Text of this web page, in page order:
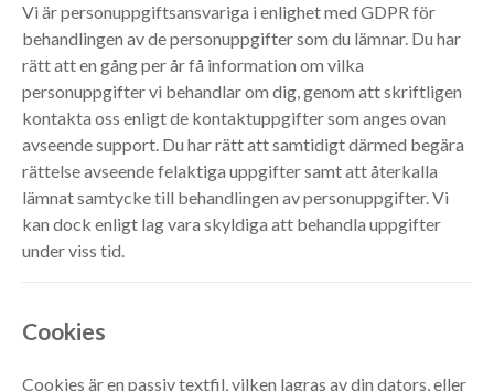
Vi är personuppgiftsansvariga i enlighet med GDPR för
behandlingen av de personuppgifter som du lämnar. Du har
rätt att en gång per år få information om vilka
personuppgifter vi behandlar om dig, genom att skriftligen
kontakta oss enligt de kontaktuppgifter som anges ovan
avseende support. Du har rätt att samtidigt därmed begära
rättelse avseende felaktiga uppgifter samt att återkalla
lämnat samtycke till behandlingen av personuppgifter. Vi
kan dock enligt lag vara skyldiga att behandla uppgifter
under viss tid.
Cookies
Cookies är en passiv textfil, vilken lagras av din dators, eller